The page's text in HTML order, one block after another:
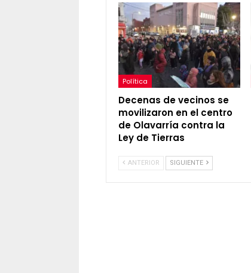
Política
Decenas de vecinos se
movilizaron en el centro
de Olavarría contra la
Ley de Tierras
ANTERIOR SIGUIENTE